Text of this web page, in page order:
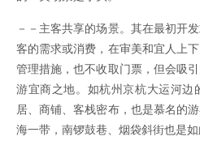
－－主客共享的场景。其在最初开
客的需求或消费，在审美和宜人上
管理措施，也不收取门票，但会吸
游宜商之地。如杭州京杭大运河边
居、商铺、客栈密布，也是慕名的
海一带，南锣鼓巷、烟袋斜街也是如